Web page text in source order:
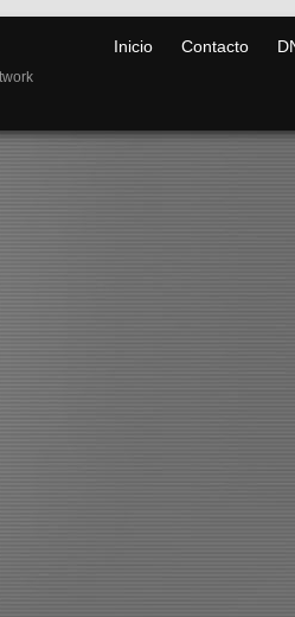
Inicio Contacto